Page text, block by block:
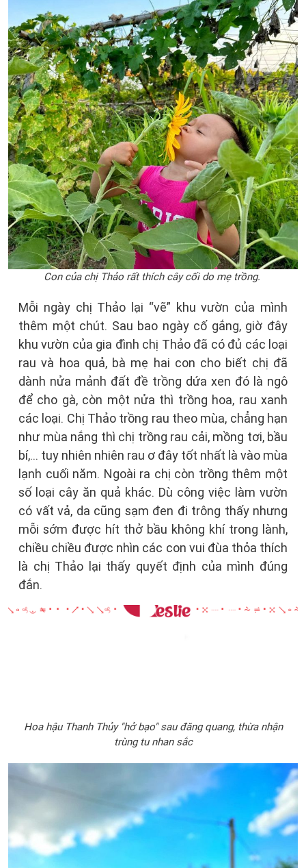
Con của chị Thảo rất thích cây cối do mẹ trồng.
Mỗi ngày chị Thảo lại “vẽ” khu vườn của mình
thêm một chút. Sau bao ngày cố gắng, giờ đây
khu vườn của gia đình chị Thảo đã có đủ các loại
rau và hoa quả, bà mẹ hai con cho biết chị đã
dành nửa mảnh đất đề trồng dứa xen đó là ngô
để cho gà, còn một nửa thì trồng hoa, rau xanh
các loại. Chị Thảo trồng rau theo mùa, chẳng hạn
như mùa nắng thì chị trồng rau cải, mồng tơi, bầu
bí,... tuy nhiên nhiên rau ơ đây tốt nhất là vào mùa
lạnh cuối năm. Ngoài ra chị còn trồng thêm một
số loại cây ăn quả khác. Dù công việc làm vườn
có vất vả, da cũng sạm đen đi trông thấy nhưng
mỗi sớm được hít thở bầu không khí trong lành,
chiều chiều được nhìn các con vui đùa thỏa thích
là chị Thảo lại thấy quyết định của mình đúng
đắn.
Hoa hậu Thanh Thủy "hở bạo" sau đăng quang, thừa nhận
trùng tu nhan sắc